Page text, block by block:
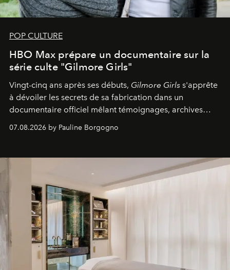
POP CULTURE
HBO Max prépare un documentaire sur la
série culte "Gilmore Girls"
Vingt-cinq ans après ses débuts, Gilmore Girls s'apprête
à dévoiler les secrets de sa fabrication dans un
documentaire officiel mêlant témoignages, archives
générationnel.
07.08.2026 by Pauline Borgogno